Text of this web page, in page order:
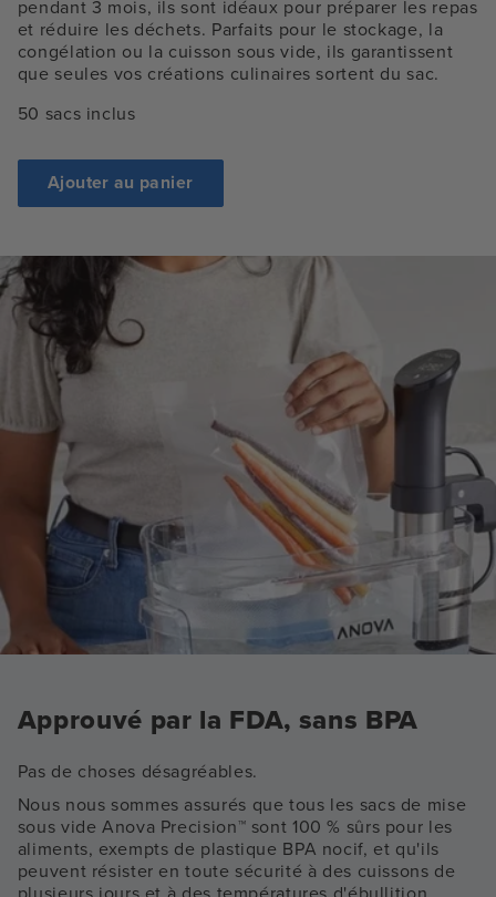
pendant 3 mois, ils sont idéaux pour préparer les repas
et réduire les déchets. Parfaits pour le stockage, la
congélation ou la cuisson sous vide, ils garantissent
que seules vos créations culinaires sortent du sac.
50 sacs inclus
Ajouter au panier
Approuvé par la FDA, sans BPA
Pas de choses désagréables.
Nous nous sommes assurés que tous les sacs de mise
sous vide Anova Precision™ sont 100 % sûrs pour les
aliments, exempts de plastique BPA nocif, et qu'ils
peuvent résister en toute sécurité à des cuissons de